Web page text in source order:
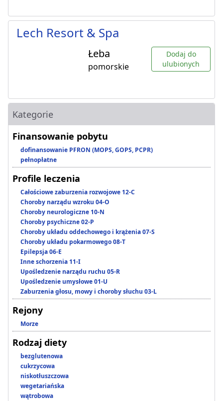
Lech Resort & Spa
Łeba
pomorskie
Dodaj do
ulubionych
Kategorie
Finansowanie pobytu
dofinansowanie PFRON (MOPS, GOPS, PCPR)
pełnopłatne
Profile leczenia
Całościowe zaburzenia rozwojowe 12-C
Choroby narządu wzroku 04-O
Choroby neurologiczne 10-N
Choroby psychiczne 02-P
Choroby układu oddechowego i krążenia 07-S
Choroby układu pokarmowego 08-T
Epilepsja 06-E
Inne schorzenia 11-I
Upośledzenie narządu ruchu 05-R
Upośledzenie umysłowe 01-U
Zaburzenia głosu, mowy i choroby słuchu 03-L
Rejony
Morze
Rodzaj diety
bezglutenowa
cukrzycowa
niskotłuszczowa
wegetariańska
wątrobowa